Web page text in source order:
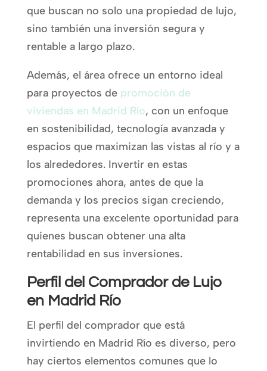
que buscan no solo una propiedad de lujo,
sino también una inversión segura y
rentable a largo plazo.
Además, el área ofrece un entorno ideal
para proyectos de promoción de
viviendas en Madrid Río, con un enfoque
en sostenibilidad, tecnología avanzada y
espacios que maximizan las vistas al río y a
los alrededores. Invertir en estas
promociones ahora, antes de que la
demanda y los precios sigan creciendo,
representa una excelente oportunidad para
quienes buscan obtener una alta
rentabilidad en sus inversiones.
Perfil del Comprador de Lujo
en Madrid Río
El perfil del comprador que está
invirtiendo en Madrid Río es diverso, pero
hay ciertos elementos comunes que lo